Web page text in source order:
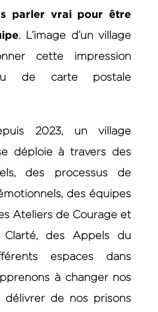
parler vrai pour être
. L’image d’un village
cette impression
de carte postale
2023, un village
déploie à travers des
des processus de
des équipes
Ateliers de Courage et
des Appels du
espaces dans
à changer nos
délivrer de nos prisons